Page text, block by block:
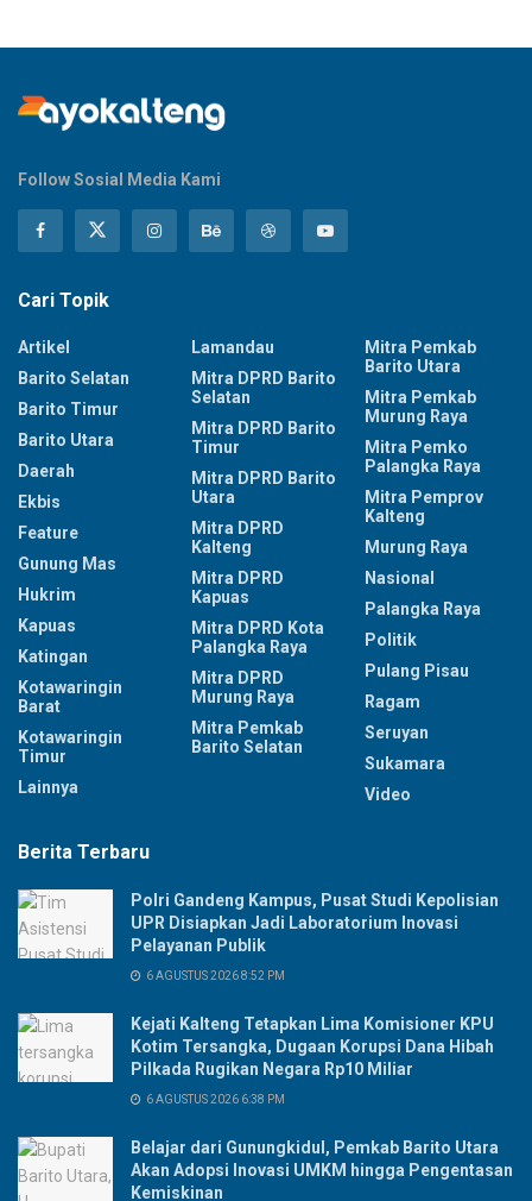
Follow Sosial Media Kami
Cari Topik
Artikel
Barito Selatan
Barito Timur
Barito Utara
Daerah
Ekbis
Feature
Gunung Mas
Hukrim
Kapuas
Katingan
Kotawaringin
Barat
Kotawaringin
Timur
Lainnya
Lamandau
Mitra DPRD Barito
Selatan
Mitra DPRD Barito
Timur
Mitra DPRD Barito
Utara
Mitra DPRD
Kalteng
Mitra DPRD
Kapuas
Mitra DPRD Kota
Palangka Raya
Mitra DPRD
Murung Raya
Mitra Pemkab
Barito Selatan
Mitra Pemkab
Barito Utara
Mitra Pemkab
Murung Raya
Mitra Pemko
Palangka Raya
Mitra Pemprov
Kalteng
Murung Raya
Nasional
Palangka Raya
Politik
Pulang Pisau
Ragam
Seruyan
Sukamara
Video
Berita Terbaru
Polri Gandeng Kampus, Pusat Studi Kepolisian
UPR Disiapkan Jadi Laboratorium Inovasi
Pelayanan Publik
6 AGUSTUS 2026 8:52 PM
Kejati Kalteng Tetapkan Lima Komisioner KPU
Kotim Tersangka, Dugaan Korupsi Dana Hibah
Pilkada Rugikan Negara Rp10 Miliar
6 AGUSTUS 2026 6:38 PM
Belajar dari Gunungkidul, Pemkab Barito Utara
Akan Adopsi Inovasi UMKM hingga Pengentasan
Kemiskinan